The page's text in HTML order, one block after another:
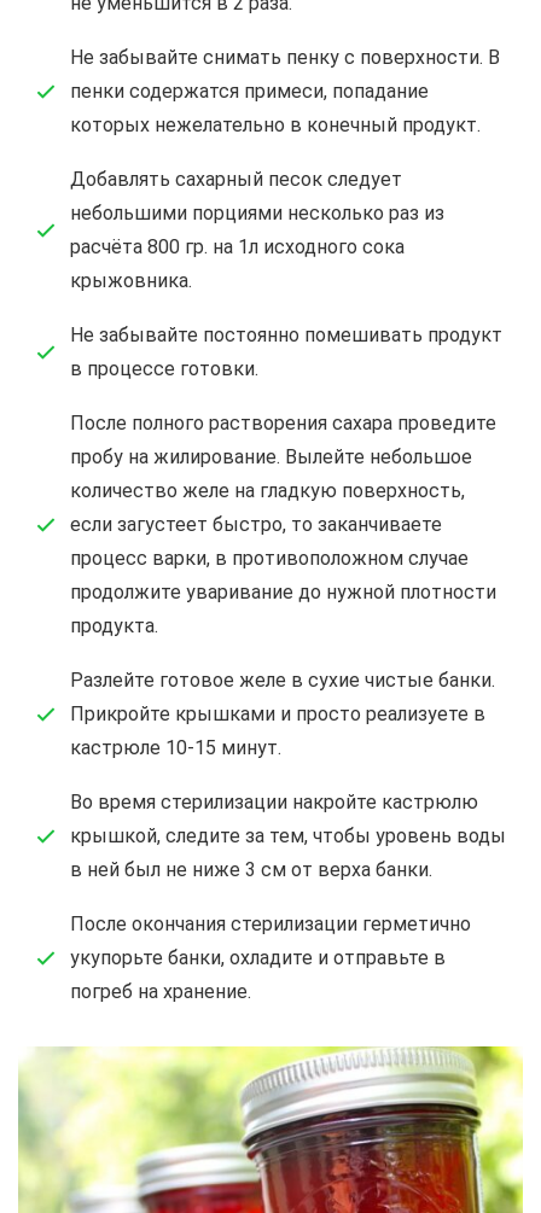
Не забывайте снимать пенку с поверхности. В
пенки содержатся примеси, попадание
которых нежелательно в конечный продукт.
Добавлять сахарный песок следует
небольшими порциями несколько раз из
расчёта 800 гр. на 1л исходного сока
крыжовника.
Не забывайте постоянно помешивать продукт
в процессе готовки.
После полного растворения сахара проведите
пробу на жилирование. Вылейте небольшое
количество желе на гладкую поверхность,
если загустеет быстро, то заканчиваете
процесс варки, в противоположном случае
продолжите уваривание до нужной плотности
продукта.
Разлейте готовое желе в сухие чистые банки.
Прикройте крышками и просто реализуете в
кастрюле 10-15 минут.
Во время стерилизации накройте кастрюлю
крышкой, следите за тем, чтобы уровень воды
в ней был не ниже 3 см от верха банки.
После окончания стерилизации герметично
укупорьте банки, охладите и отправьте в
погреб на хранение.